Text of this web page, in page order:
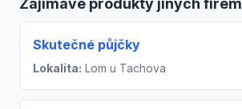
Zajímavé produkty jiných firem
Skutečné půjčky
Lokalita: Lom u Tachova